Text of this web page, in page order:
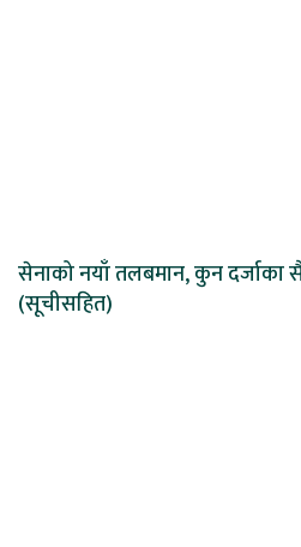
सेनाको नयाँ तलबमान, कुन
(सूचीसहित)